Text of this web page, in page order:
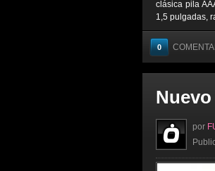
clásica pila
1,5 pulgadas,
0
por